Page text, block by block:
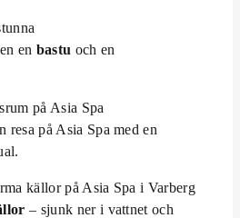
en bastu och en
resa på Asia Spa med en
– sjunk ner i vattnet och